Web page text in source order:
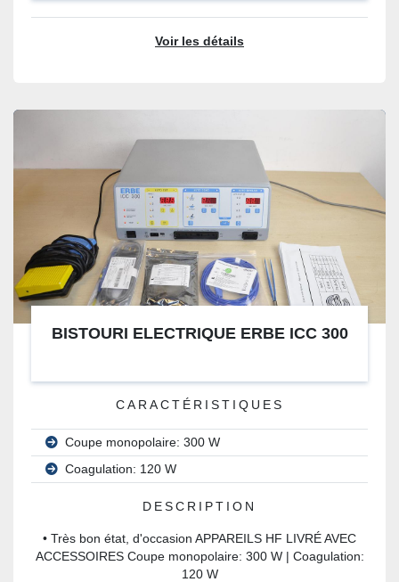
Voir les détails
BISTOURI ELECTRIQUE ERBE ICC 300
CARACTÉRISTIQUES
Coupe monopolaire: 300 W
Coagulation: 120 W
DESCRIPTION
• Très bon état, d'occasion APPAREILS HF LIVRÉ AVEC
ACCESSOIRES Coupe monopolaire: 300 W | Coagulation:
120 W